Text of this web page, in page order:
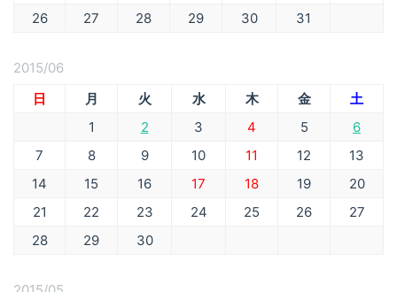
26
27 28 29 30 31
2015/06
日
月 火 水 木 金
土
1
2 3 4 5
6
7
8 9 10 11 12
13
14
15 16 17 18 19
20
21
22 23 24 25 26
27
28
29 30